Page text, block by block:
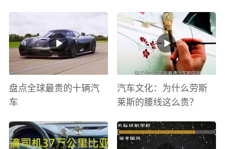
盘点全球最贵的十辆汽
车
汽车文化：为什么劳斯
莱斯的腰线这么贵？